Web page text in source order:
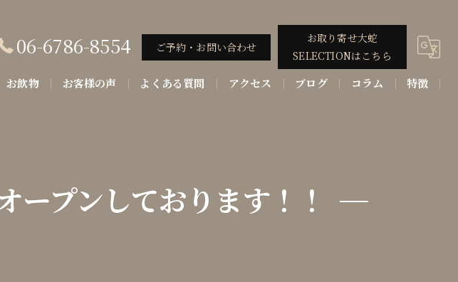
06-6786-8554 ご予約・お問い合わせ
お取り寄せ大蛇
SELECTIONはこちら
お飲物 お客様の声 よくある質問 アクセス ブログ コラム 特徴
ープンしております！！